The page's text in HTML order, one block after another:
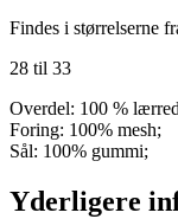
Findes i størrelserne
28 til 33
Overdel: 100 %
Foring: 100% mesh;
Sål: 100% gummi;
Yderligere